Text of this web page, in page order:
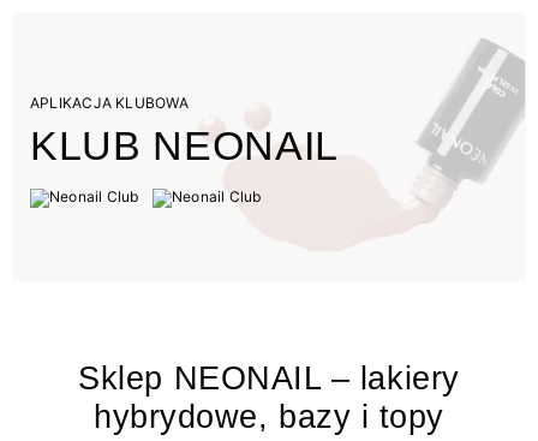
APLIKACJA KLUBOWA
KLUB NEONAIL
Sklep NEONAIL – lakiery
hybrydowe, bazy i topy